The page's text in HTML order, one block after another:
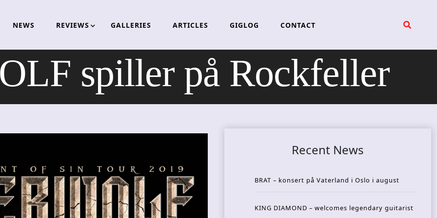
NEWS REVIEWS GALLERIES ARTICLES GIGLOG CONTACT
spiller på Rockfeller
Recent News
BRAT – konsert på Vaterland i Oslo i august
KING DIAMOND – welcomes legendary guitarist